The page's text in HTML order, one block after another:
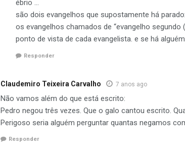
ébrio …
são dois evangelhos que supostamente há
os evangelhos chamados de “evangelho
ponto de vista de cada evangelista. e se há
Responder
Claudemiro Teixeira Carvalho 7 anos ago
Não vamos além do que está escrito:
Pedro negou três vezes. Que o galo cantou escrito.
Perigoso seria alguém perguntar quantas negamos
Responder